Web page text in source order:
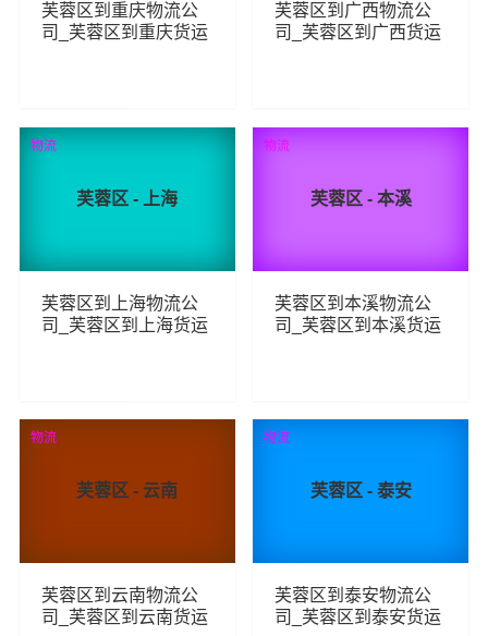
芙蓉区到重庆物流公
司_芙蓉区到重庆货运
79 查看详细
芙蓉区到广西物流公
司_芙蓉区到广西货运
114 查看详细
芙蓉区 - 上海
芙蓉区到上海物流公
司_芙蓉区到上海货运
93 查看详细
物流
芙蓉区 - 本溪
芙蓉区到本溪物流公
司_芙蓉区到本溪货运
97 查看详细
物流
芙蓉区 - 云南
芙蓉区到云南物流公
司_芙蓉区到云南货运
物流
芙蓉区 - 泰安
芙蓉区到泰安物流公
司_芙蓉区到泰安货运
物流